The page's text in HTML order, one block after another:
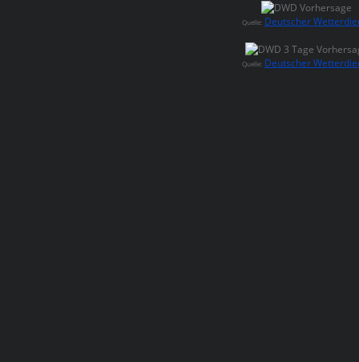
Quelle: Deutscher
Quelle: Deutscher